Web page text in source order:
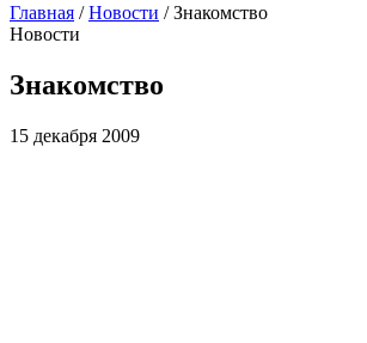
Главная / Новости / Знакомство
Новости
Знакомство
15 декабря 2009